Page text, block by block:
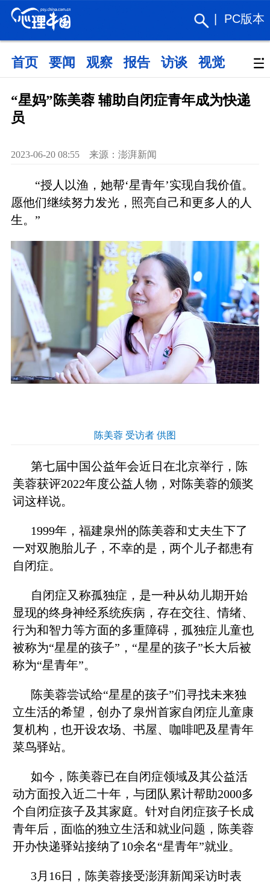
PC版本
首页 要闻 观察 报告 访谈 视觉 政策
“星妈”陈美蓉 辅助自闭症青年成为快递
员
2023-06-20 08:55 来源：澎湃新闻
“授人以渔，她帮‘星青年’实现自我价值。
愿他们继续努力发光，照亮自己和更多人的人
生。”
陈美蓉 受访者 供图
第七届中国公益年会近日在北京举行，陈
美蓉获评2022年度公益人物，对陈美蓉的颁奖
词这样说。
1999年，福建泉州的陈美蓉和丈夫生下了
一对双胞胎儿子，不幸的是，两个儿子都患有
自闭症。
自闭症又称孤独症，是一种从幼儿期开始
显现的终身神经系统疾病，存在交往、情绪、
行为和智力等方面的多重障碍，孤独症儿童也
被称为“星星的孩子”，“星星的孩子”长大后被
称为“星青年”。
陈美蓉尝试给“星星的孩子”们寻找未来独
立生活的希望，创办了泉州首家自闭症儿童康
复机构，也开设农场、书屋、咖啡吧及星青年
菜鸟驿站。
如今，陈美蓉已在自闭症领域及其公益活
动方面投入近二十年，与团队累计帮助2000多
个自闭症孩子及其家庭。针对自闭症孩子长成
青年后，面临的独立生活和就业问题，陈美蓉
开办快递驿站接纳了10余名“星青年”就业。
3月16日，陈美蓉接受澎湃新闻采访时表